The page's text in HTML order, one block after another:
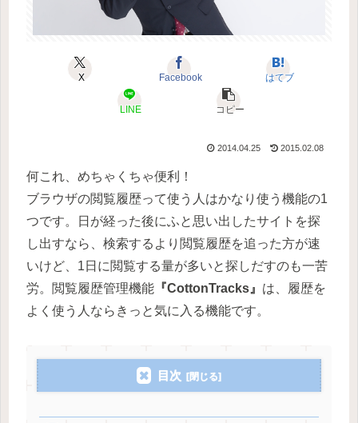
X Facebook はてブ
LINE コピー
2014.04.25 2015.02.08
何これ、めちゃくちゃ便利！
ブラウザの閲覧履歴って使う人はかなり使う機能の1
つです。日が経った後にふと思い出したサイトを探
し出すなら、検索するより閲覧履歴を追った方が速
いけど、1日に閲覧する量が多いと探しだすのも一苦
労。閲覧履歴管理機能 『CottonTracks』 は、履歴を
よく使う人ならきっと気に入る機能です。
目次